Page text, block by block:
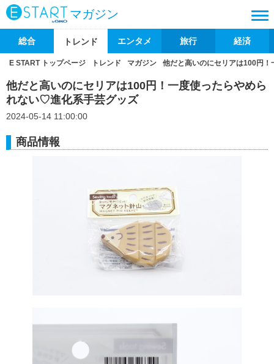
マガジン
総合 トレンド エンタメ 旅行 経済
E START トップページ トレンド マガジン 他だと高いのにセリアは100円
他だと高いのにセリアは100円！一度使ったらやめら
れない♡進化系手芸グッズ
2024-05-14 11:00:00
商品情報